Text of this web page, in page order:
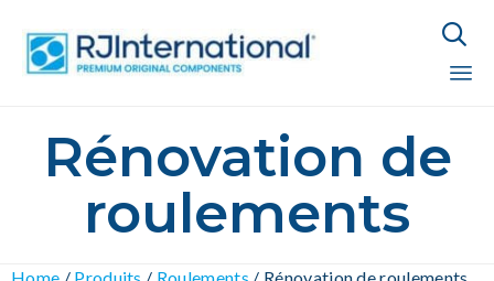

Rénovation de
roulements